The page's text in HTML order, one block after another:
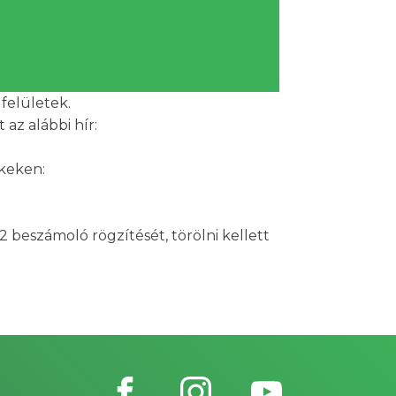
felületek.
az alábbi hír:
beszámoló rögzítését, törölni kellett